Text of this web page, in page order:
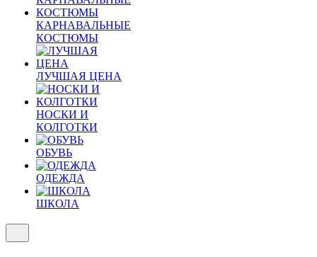
КАРНАВАЛЬНЫЕ
КОСТЮМЫ
ЛУЧШАЯ ЦЕНА
НОСКИ И
КОЛГОТКИ
ОБУВЬ
ОДЕЖДА
ШКОЛА